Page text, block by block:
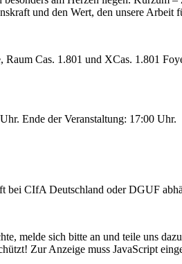
und den Wert, den unsere
Cas. 1.801 und XCas. 1.801
Ende der Veranstaltung: 17:00 Uhr.
CIfA Deutschland oder DGUF
melde sich bitte an und teile uns
Zur Anzeige muss JavaScript